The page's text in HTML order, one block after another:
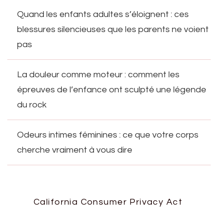
Quand les enfants adultes s’éloignent : ces
blessures silencieuses que les parents ne voient
pas
La douleur comme moteur : comment les
épreuves de l’enfance ont sculpté une légende
du rock
Odeurs intimes féminines : ce que votre corps
cherche vraiment à vous dire
California Consumer Privacy Act